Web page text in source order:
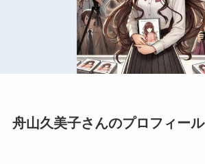
舟山久美子さんのプロフィール